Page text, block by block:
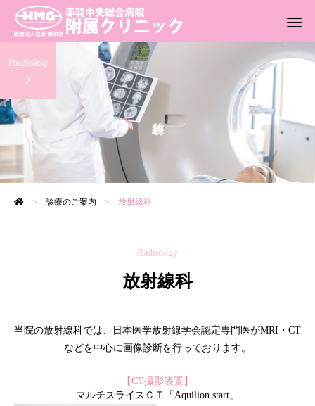
Radiolog
y
> 診療のご案内 > 放射線科
Radiology
放射線科
当院の放射線科では、日本医学放射線学会認定専門医がMRI・CT
などを中心に画像診断を行っております。
【CT撮影装置】
マルチスライスＣＴ「Aquilion start」